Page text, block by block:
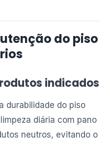
do piso
indicados
durabilidade do piso
diária com pano
neutros, evitando o